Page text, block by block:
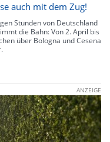
auch mit dem Zug!
Stunden von Deutschland
die Bahn: Von 2. April bis
über Bologna und Cesena
ANZEIGE